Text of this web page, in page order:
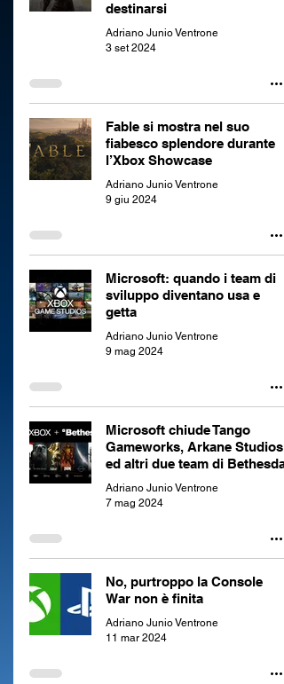
destinarsi
Adriano Junio Ventrone
3 set 2024
Fable si mostra nel suo
fiabesco splendore durante
l’Xbox Showcase
Adriano Junio Ventrone
9 giu 2024
Microsoft: quando i team di
sviluppo diventano usa e
getta
Adriano Junio Ventrone
9 mag 2024
Microsoft chiude Tango
Gameworks, Arkane Studios
ed altri due team di Bethesda
Adriano Junio Ventrone
7 mag 2024
No, purtroppo la Console
War non è finita
Adriano Junio Ventrone
11 mar 2024